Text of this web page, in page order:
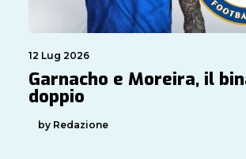
12 Lug 2026
Garnacho e Moreira, il
doppio
by Redazione